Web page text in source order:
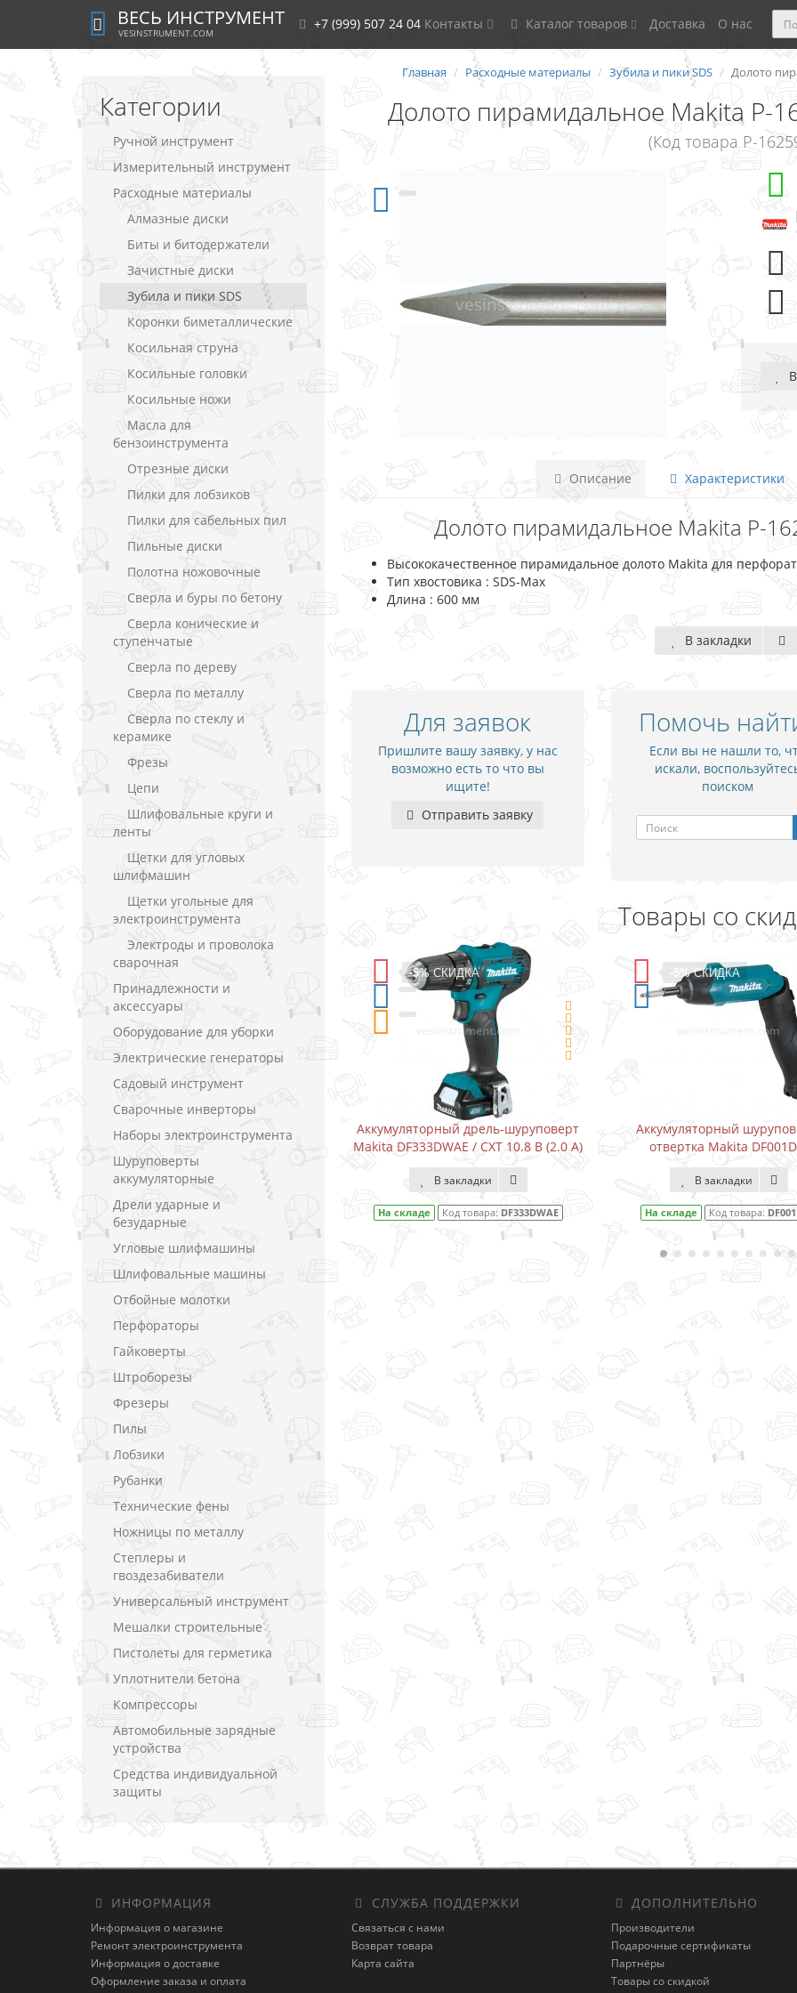
ВЕСЬ ИНСТРУМЕНТ
VESINSTRUMENT.COM
+7 (999) 507 24 04 Контакты Каталог товаров Доставка О нас
Категории
Ручной инструмент
Измерительный инструмент
Расходные материалы
Алмазные диски
Биты и битодержатели
Зачистные диски
Зубила и пики SDS
Коронки биметаллические
Косильная струна
Косильные головки
Косильные ножи
Масла для
бензоинструмента
Отрезные диски
Пилки для лобзиков
Пилки для сабельных пил
Пильные диски
Полотна ножовочные
Сверла и буры по бетону
Сверла конические и
ступенчатые
Сверла по дереву
Сверла по металлу
Сверла по стеклу и
керамике
Фрезы
Цепи
Шлифовальные круги и
ленты
Щетки для угловых
шлифмашин
Щетки угольные для
электроинструмента
Электроды и проволока
сварочная
Принадлежности и
аксессуары
Оборудование для уборки
Электрические генераторы
Садовый инструмент
Сварочные инверторы
Наборы электроинструмента
Шуруповерты
аккумуляторные
Дрели ударные и
безударные
Угловые шлифмашины
Шлифовальные машины
Отбойные молотки
Перфораторы
Гайковерты
Штроборезы
Фрезеры
Пилы
Лобзики
Рубанки
Технические фены
Ножницы по металлу
Степлеры и
гвоздезабиватели
Универсальный инструмент
Мешалки строительные
Пистолеты для герметика
Уплотнители бетона
Компрессоры
Автомобильные зарядные
устройства
Средства индивидуальной
защиты
Главная Расходные материалы Зубила и пики SDS Долото
Долото пирамидальное Makita P-
(Код товара P-
Описание Характеристики
Долото пирамидальное Makita P-
Высококачественное пирамидальное долото Makita для
Тип хвостовика : SDS-Max
Длина : 600 мм
В закладки
Для заявок
Пришлите вашу заявку, у нас
возможно есть то что вы
ищите!
Отправить заявку
Помочь
Если вы не нашли то,
искали,
поиском
Товары со
-5%СКИДКА
Аккумуляторный дрель-шуруповерт
Makita DF333DWYE / CXT 10.8 В (1.5 А)
В закладки
На складе Код товара: DF333DWYE
-5%СКИДКА
Аккумуляторный дрель-шуруповерт
Makita DF333DWAE / CXT 10.8 В (2.0 А)
В закладки
На складе Код товара: DF333DWAE
-5%СКИДКА
Аккумуляторный
отвертка Makita
В закладки
На складе Код товара:
ИНФОРМАЦИЯ
Информация о магазине
Ремонт электроинструмента
Информация о доставке
Оформление заказа и оплата
СЛУЖБА ПОДДЕРЖКИ
Связаться с нами
Возврат товара
Карта сайта
ДОПОЛНИТЕЛЬНО
Производители
Подарочные сертификаты
Партнёры
Товары со скидкой